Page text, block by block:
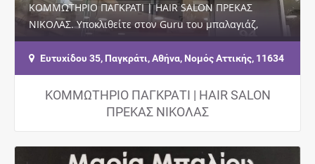
ΚΟΜΜΩΤΗΡΙΟ ΠΑΓΚΡΑΤΙ | HAIR SALON ΠΡΕΚΑΣ
ΝΙΚΟΛΑΣ. Υποκλιθείτε στον Guru του μπαλαγιάζ,
Νικόλα Πρέκα και ετοιμαστείτε να μαγευτείτε από
την…Ευτυχίδου 35, Παγκράτι, Αθήνα, Νομός Αττικής, 11634
ΚΟΜΜΩΤΗΡΙΟ ΠΑΓΚΡΑΤΙ | HAIR SALON
ΠΡΕΚΑΣ ΝΙΚΟΛΑΣ